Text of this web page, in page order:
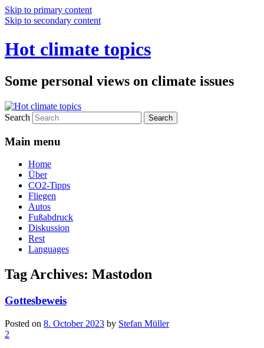
Skip to primary content
Skip to secondary content
Hot climate topics
Some personal views on climate issues
Search
Main menu
Home
Über
CO2-Tipps
Fliegen
Autos
Fußabdruck
Diskussion
Rest
Languages
Tag Archives: Mastodon
Gottesbeweis
Posted on 8. October 2023 by Stefan Müller
2